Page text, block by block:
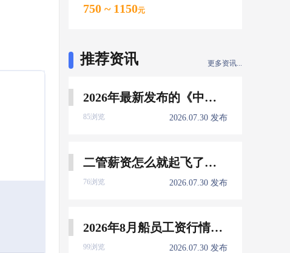
750 ~ 1150元
推荐资讯 更多资讯...
2026年最新发布的《中国船员发展报告》，暴露了哪些信息量？
85浏览 2026.07.30 发布
二管薪资怎么就起飞了，下一个会是谁？
76浏览 2026.07.30 发布
2026年8月船员工资行情参考
99浏览 2026.07.30 发布